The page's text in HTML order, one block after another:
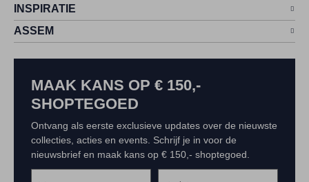
INSPIRATIE
ASSEM
MAAK KANS OP € 150,-
SHOPTEGOED
Ontvang als eerste exclusieve updates over de nieuwste
collecties, acties en events. Schrijf je in voor de
nieuwsbrief en maak kans op € 150,- shoptegoed.